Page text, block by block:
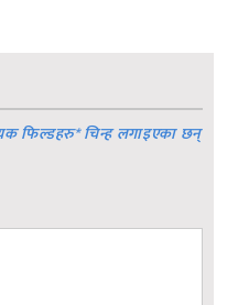
फिल्डहरु*चिन्ह लगाइएका छन्